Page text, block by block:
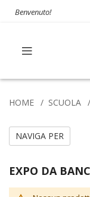
Benvenuto!
HOME SCUOLA
EXPO DA
NAVIGA PER